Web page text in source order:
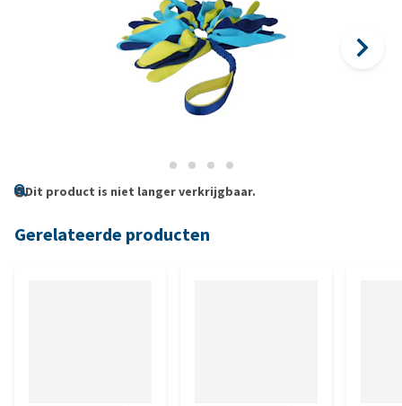
Dit product is niet langer verkrijgbaar.
Gerelateerde producten